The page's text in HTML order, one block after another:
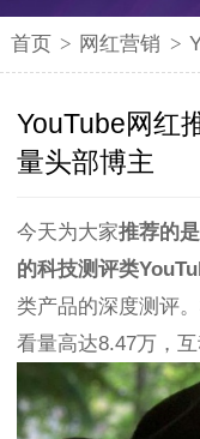
首页 > 网红营销 >
YouTube网红
量头部博主
今天为大家推荐的
的科技测评类
类产品的深度测评
看量高达8.47万，互